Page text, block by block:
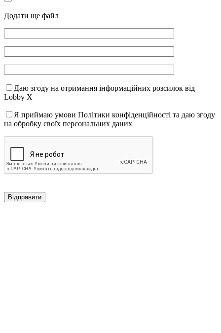
Додати ще файл
Даю згоду на отримання інформаційних розсилок від
Lobby X
Я приймаю умови Політики конфіденційності та даю згоду
на обробку своїх персональних даних